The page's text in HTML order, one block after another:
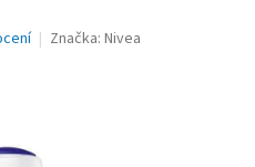
Značka: Nivea